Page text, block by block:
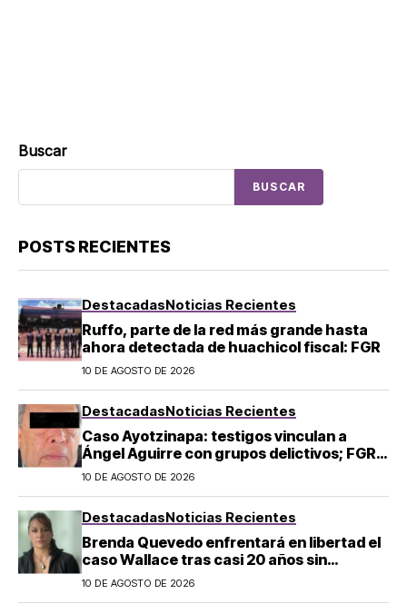
Buscar
BUSCAR
POSTS RECIENTES
DestacadasNoticias Recientes
Ruffo, parte de la red más grande hasta
ahora detectada de huachicol fiscal: FGR
10 DE AGOSTO DE 2026
DestacadasNoticias Recientes
Caso Ayotzinapa: testigos vinculan a
Ángel Aguirre con grupos delictivos; FGR
lo acusa de destruir evidencia
10 DE AGOSTO DE 2026
DestacadasNoticias Recientes
Brenda Quevedo enfrentará en libertad el
caso Wallace tras casi 20 años sin
sentencia
10 DE AGOSTO DE 2026